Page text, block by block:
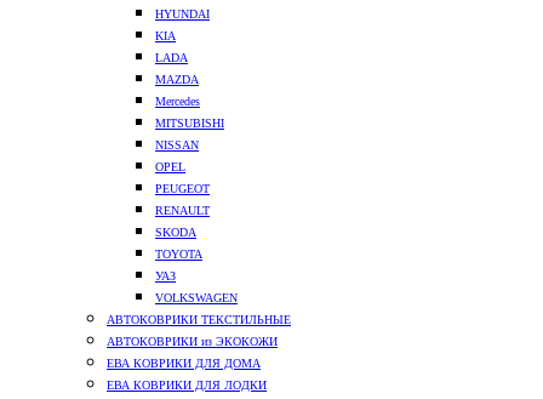
HYUNDAI
KIA
LADA
MAZDA
Mercedes
MITSUBISHI
NISSAN
OPEL
PEUGEOT
RENAULT
SKODA
TOYOTA
УАЗ
VOLKSWAGEN
АВТОКОВРИКИ ТЕКСТИЛЬНЫЕ
АВТОКОВРИКИ из ЭКОКОЖИ
ЕВА КОВРИКИ ДЛЯ ДОМА
ЕВА КОВРИКИ ДЛЯ ЛОДКИ